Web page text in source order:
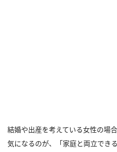
結婚や出産を考えている女性の場
気になるのが、「家庭と両立でき